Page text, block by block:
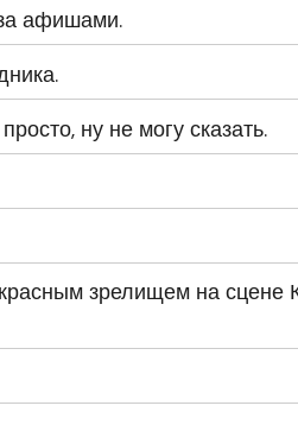
афишами.
ну не могу сказать.
зрелищем на сцене